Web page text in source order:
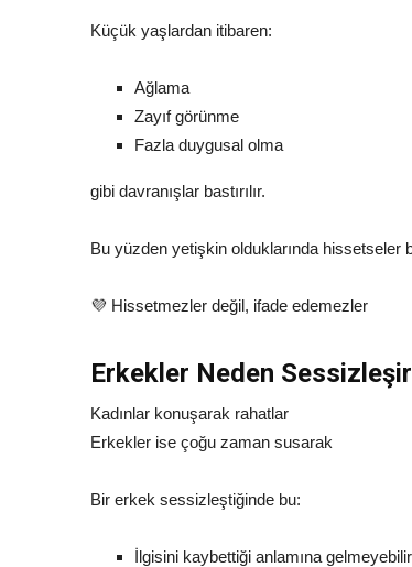
Küçük yaşlardan itibaren:
Ağlama
Zayıf görünme
Fazla duygusal olma
gibi davranışlar bastırılır.
Bu yüzden yetişkin olduklarında hissetseler
💜 Hissetmezler değil, ifade edemezler
Erkekler Neden
Kadınlar konuşarak rahatlar
Erkekler ise çoğu zaman susarak
Bir erkek sessizleştiğinde bu:
İlgisini kaybettiği anlamına gelmeyebilir